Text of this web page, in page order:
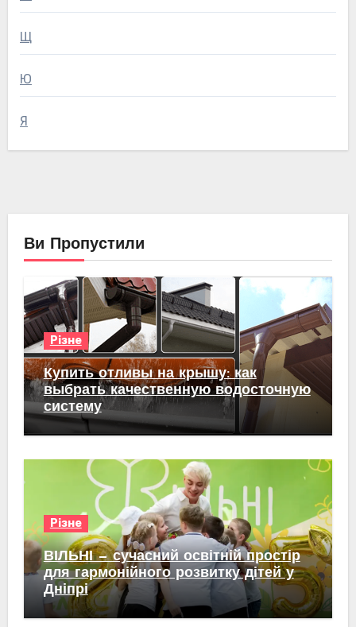
Щ
Ю
Я
Ви Пропустили
Різне
Купить отливы на крышу: как
выбрать качественную водосточную
систему
Різне
ВІЛЬНІ — сучасний освітній простір
для гармонійного розвитку дітей у
Дніпрі